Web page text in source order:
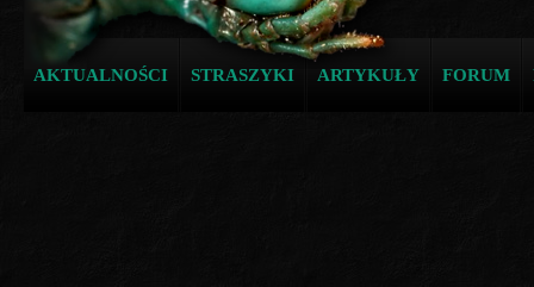
AKTUALNOŚCI STRASZYKI ARTYKUŁY FORUM